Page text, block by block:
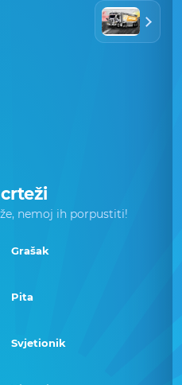
nemoj ih porpustiti!
Grašak
Pita
Svjetionik